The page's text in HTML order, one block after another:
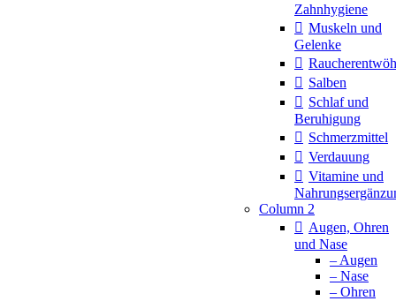
Zahnhygiene
Muskeln und
Gelenke
Salben
Schlaf und
Beruhigung
Schmerzmittel
Verdauung
Vitamine und
Column 2
Augen, Ohren
und Nase
– Augen
– Nase
– Ohren